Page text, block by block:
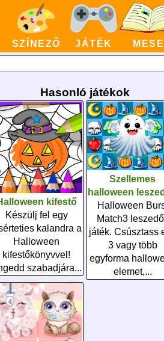
SZÍNEZŐ JÁTÉK MESE
Hasonló játékok
kifestő
Készülj fel egy
kalandra a
Halloween
kifestőkönyvvel!
szabadjára...
Szellemes
halloween
Halloween
Match3
játék. Csúsztass
3 vagy több
egyforma
elemet,...